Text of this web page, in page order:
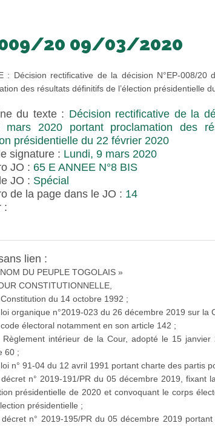
009/20 09/03/2020
: Décision rectificative de la décision N°EP-008/20
des résultats définitifs de l’élection présidentielle
du texte : Décision rectificative de la
2020 portant proclamation des
présidentielle du 22 février 2020
signature : Lundi, 9 mars 2020
JO : 65 E ANNEE N°8 BIS
JO : Spécial
de la page dans le JO : 14
:
lien :
DU PEUPLE TOGOLAIS »
CONSTITUTIONNELLE,
du 14 octobre 1992 ;
organique n°2019-023 du 26 décembre 2019 sur la
électoral notamment en son article 142 ;
Règlement intérieur de la Cour, adopté le 15 janvier
60 ;
n° 91-04 du 12 avril 1991 portant charte des partis
décret n° 2019-191/PR du 05 décembre 2019, fixant
présidentielle de 2020 et convoquant le corps
présidentielle ;
décret n° 2019-195/PR du 05 décembre 2019